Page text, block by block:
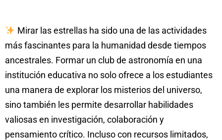
Mirar las estrellas ha sido una de las actividades
más fascinantes para la humanidad desde tiempos
ancestrales. Formar un club de astronomía en una
institución educativa no solo ofrece a los estudiantes
una manera de explorar los misterios del universo,
sino también les permite desarrollar habilidades
valiosas en investigación, colaboración y
pensamiento crítico. Incluso con recursos limitados,